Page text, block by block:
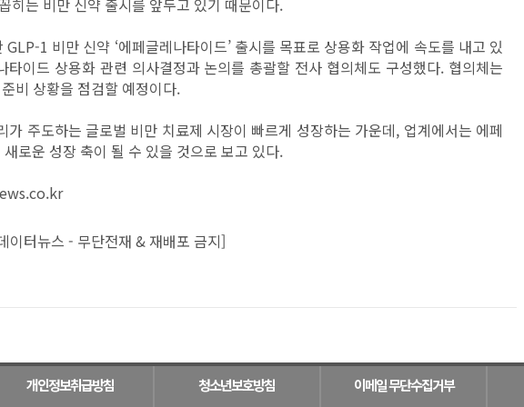
히는 비만 신약 출시를 앞두고 있기 때문이다.
1 비만 신약 ‘에페글레나타이드’ 출시를 목표로 상용화 작업에 속도를 내고 있
타이드 상용화 관련 의사결정과 논의를 총괄할 전사 협의체도 구성했다. 협의체는
비 상황을 점검할 예정이다.
가 주도하는 글로벌 비만 치료제 시장이 빠르게 성장하는 가운데, 업계에서는 에페
로운 성장 축이 될 수 있을 것으로 보고 있다.
터뉴스 - 무단전재 & 재배포 금지]
개인정보취급방침 청소년보호방침 이메일 무단수집거부